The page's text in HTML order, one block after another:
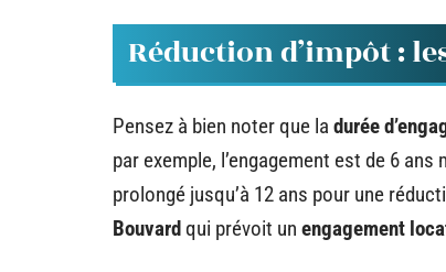
Réduction d’impôt :
Pensez à bien noter que la durée
par exemple, l’engagement est de 6 ans
prolongé jusqu’à 12 ans pour une
Bouvardqui prévoit un engagement